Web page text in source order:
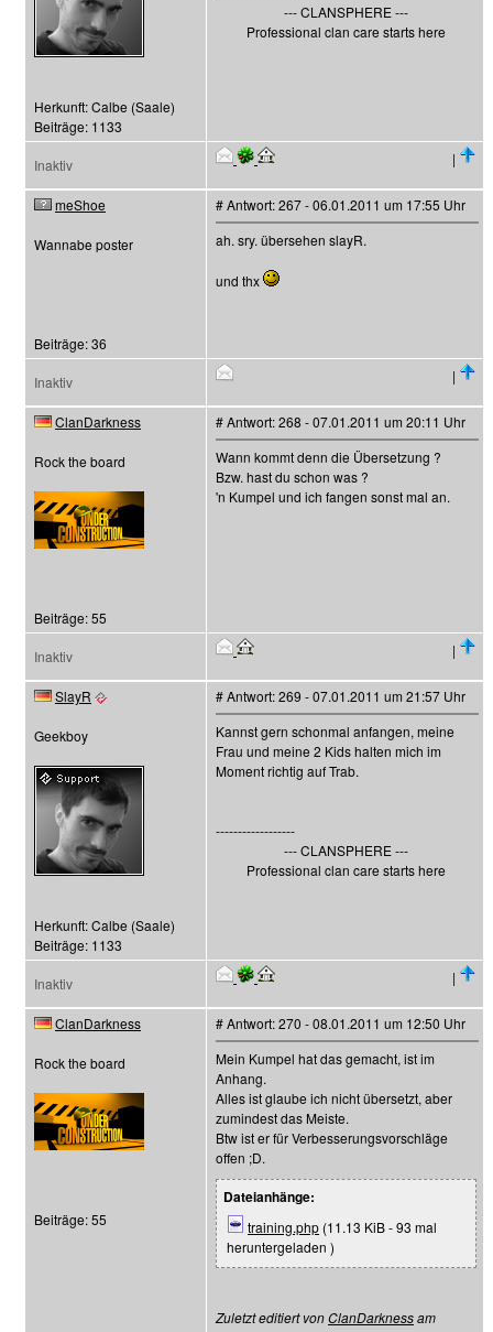
Herkunft: Calbe (Saale)
Beiträge: 1133
--- CLANSPHERE ---
Professional clan care starts here
Inaktiv |
meShoe
Wannabe poster
Beiträge: 36
# Antwort: 267 - 06.01.2011 um 17:55 Uhr
ah. sry. übersehen slayR.
und thx
Inaktiv |
ClanDarkness
Rock the board
Beiträge: 55
# Antwort: 268 - 07.01.2011 um 20:11 Uhr
Wann kommt denn die Übersetzung ?
Bzw. hast du schon was ?
'n Kumpel und ich fangen sonst mal an.
Inaktiv |
SlayR
Geekboy
Herkunft: Calbe (Saale)
Beiträge: 1133
# Antwort: 269 - 07.01.2011 um 21:57 Uhr
Kannst gern schonmal anfangen, meine
Frau und meine 2 Kids halten mich im
Moment richtig auf Trab.
------------------
--- CLANSPHERE ---
Professional clan care starts here
Inaktiv |
ClanDarkness
Rock the board
Beiträge: 55
# Antwort: 270 - 08.01.2011 um 12:50 Uhr
Mein Kumpel hat das gemacht, ist im
Anhang.
Alles ist glaube ich nicht übersetzt, aber
zumindest das Meiste.
Btw ist er für Verbesserungsvorschläge
offen ;D.
Dateianhänge:
training.php (11.13 KiB - 93 mal
heruntergeladen )
Zuletzt editiert vonClanDarknessam